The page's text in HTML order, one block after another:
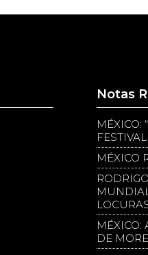
Notas
MÉXICO:
MÉXICO
MÉXICO:
DE